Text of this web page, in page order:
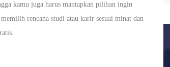
kamu juga harus mantapkan pilihan ingin
rencana studi atau karir sesuai minat dan